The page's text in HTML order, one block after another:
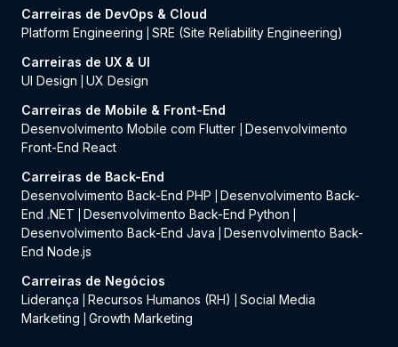
Carreiras de DevOps & Cloud
Platform Engineering
SRE (Site Reliability Engineering)
Carreiras de UX & UI
UI Design
UX Design
Carreiras de Mobile & Front-End
Desenvolvimento Mobile com Flutter
Desenvolvimento
Front-End React
Carreiras de Back-End
Desenvolvimento Back-End PHP
Desenvolvimento Back-
End .NET
Desenvolvimento Back-End Python
Desenvolvimento Back-End Java
Desenvolvimento Back-
End Node.js
Carreiras de Negócios
Liderança
Recursos Humanos (RH)
Social Media
Marketing
Growth Marketing